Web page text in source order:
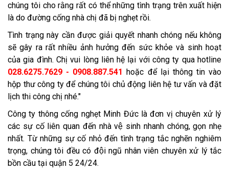
chúng tôi cho rằng rất có thể những tình trạng trên xuất hiện
là do đường cống nhà chị đã bị nghẹt rồi.
Tình trạng này cần được giải quyết nhanh chóng nếu không
sẽ gây ra rất nhiều ảnh hưởng đến sức khỏe và sinh hoạt
của gia đình. Chị vui lòng liên hệ lại với công ty qua hotline
028.6275.7629 - 0908.887.541
hoặc để lại thông tin vào
hộp thư công ty để chúng tôi chủ động liên hệ tư vấn và đặt
lịch thi công chị nhé."
Công ty thông cống nghẹt Minh Đức là đơn vị chuyên xử lý
các sự cố liên quan đến nhà vệ sinh nhanh chóng, gọn nhẹ
nhất. Từ những sự cố nhỏ đến tình trạng tắc nghẽn nghiêm
trọng, chúng tôi đều có đội ngũ nhân viên chuyên xử lý tắc
bồn cầu tại quận 5 24/24.